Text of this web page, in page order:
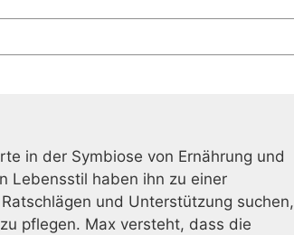
in der Symbiose von Ernährung und
Lebensstil haben ihn zu einer
und Unterstützung suchen,
pflegen. Max versteht, dass die